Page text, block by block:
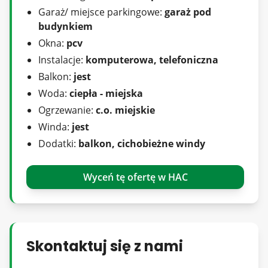
mieszkańcach korzystających z ekologicznych
środków transportu.
Zielone dachy budynków będą nie tylko
estetyczne, ale również poprawią jakość
powietrza i obniżą temperaturę otoczenia.
Prądnik biały to doskonale skomunikowana
okolica, idealne miejsce dla osób szukających
dostępem do nowoczesnych rozwiązań
technologicznych.
Garaż/ miejsce parkingowe: garaż pod
budynkiem
Okna: pcv
Instalacje: komputerowa, telefoniczna
Balkon: jest
Woda: ciepła - miejska
Ogrzewanie: c.o. miejskie
Winda: jest
Dodatki: balkon, cichobieżne windy
Wyceń tę ofertę w HAC
Skontaktuj się z nami